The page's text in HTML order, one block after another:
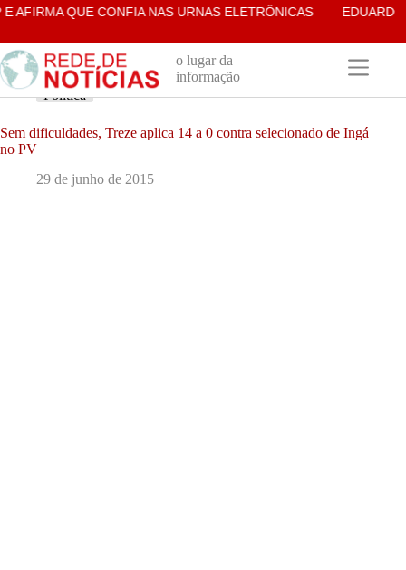
Pular
o
conteúdo
QUE CONFIA NAS URNAS ELETRÔNICAS EDUARDO
o lugar da
informação
Política
Sem dificuldades, Treze aplica 14 a 0 contra selecionado de Ingá
no PV
29 de junho de 2015